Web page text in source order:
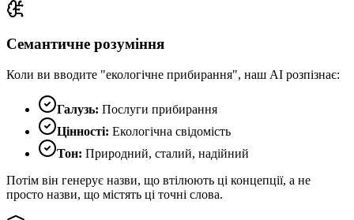
Семантичне розуміння
Коли ви вводите "екологічне прибирання", наш AI розпізнає:
Галузь: Послуги прибирання
Цінності: Екологічна свідомість
Тон: Природний, сталий, надійний
Потім він генерує назви, що втілюють ці концепції, а не
просто назви, що містять ці точні слова.